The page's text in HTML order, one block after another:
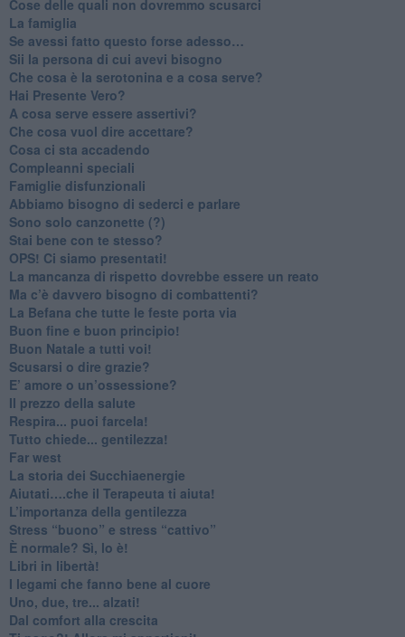
​Cose delle quali non dovremmo scusarci
​La famiglia
​Se avessi fatto questo forse adesso…
​Sii la persona di cui avevi bisogno
Che cosa è la serotonina e a cosa serve?
​Hai Presente Vero?
A cosa serve essere assertivi?
​Che cosa vuol dire accettare?
​Cosa ci sta accadendo
​Compleanni speciali
​Famiglie disfunzionali
​Abbiamo bisogno di sederci e parlare
Sono solo canzonette (?)
​Stai bene con te stesso?
​OPS! Ci siamo presentati!
​La mancanza di rispetto dovrebbe essere un reato
​Ma c’è davvero bisogno di combattenti?
​La Befana che tutte le feste porta via
Buon fine e buon principio!
​Buon Natale a tutti voi!
​Scusarsi o dire grazie?
​E’ amore o un’ossessione?
​Il prezzo della salute
​Respira... puoi farcela!
​Tutto chiede... gentilezza!
​Far west
​La storia dei Succhiaenergie
​Aiutati….che il Terapeuta ti aiuta!
​L’importanza della gentilezza
​Stress “buono” e stress “cattivo”
​È normale? Sì, lo è!
​Libri in libertà!
​I legami che fanno bene al cuore
Uno, due, tre... alzati!​
​Dal comfort alla crescita